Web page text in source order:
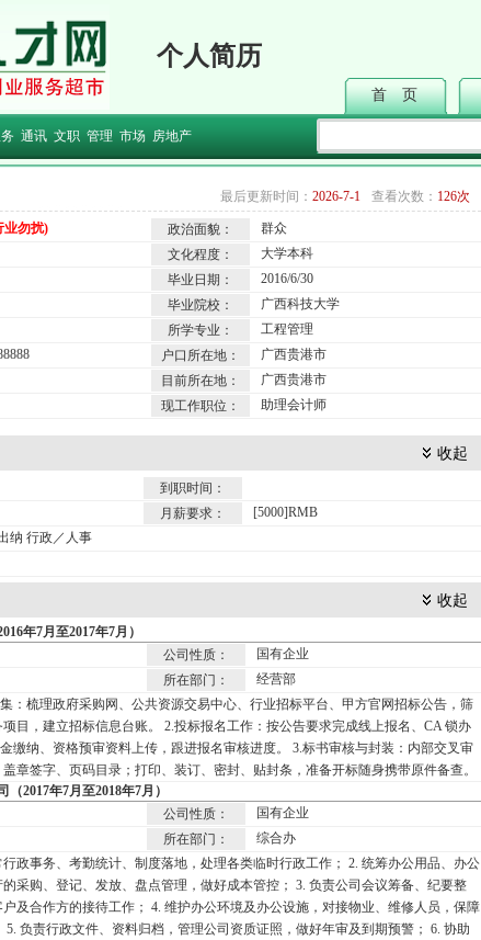
个人简历
首 页
通讯 文职 管理 市场 房地产
最后更新时间： 2026-7-1 查看次数： 126次
业勿扰) 政治面貌：
群众
文化程度：
大学本科
毕业日期：
2016/6/30
毕业院校：
广西科技大学
所学专业：
工程管理
户口所在地：
广西贵港市
目前所在地：
广西贵港市
现工作职位： 助理会计师
收起
到职时间：
月薪要求：
[5000]RMB
纳 行政／人事
收起
年7月至2017年7月）
公司性质：
国有企业
所在部门：
经营部
：梳理政府采购网、公共资源交易中心、行业招标平台、甲方官网招标公告，筛
目，建立招标信息台账。 2.投标报名工作：按公告要求完成线上报名、CA 锁办
缴纳、资格预审资料上传，跟进报名审核进度。 3.标书审核与封装：内部交叉审
章签字、页码目录；打印、装订、密封、贴封条，准备开标随身携带原件备查。
2017年7月至2018年7月）
公司性质：
国有企业
所在部门：
综合办
行政事务、考勤统计、制度落地，处理各类临时行政工作； 2. 统筹办公用品、办公
采购、登记、发放、盘点管理，做好成本管控； 3. 负责公司会议筹备、纪要整
及合作方的接待工作； 4. 维护办公环境及办公设施，对接物业、维修人员，保障
5. 负责行政文件、资料归档，管理公司资质证照，做好年审及到期预警； 6. 协助